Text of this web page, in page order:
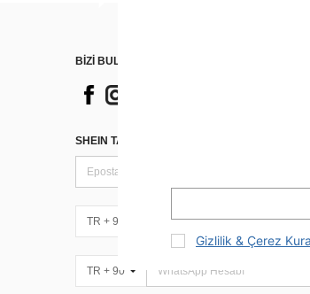
BİZİ BULUN
SHEIN TARZI HABERLER IÇIN KAYDOLUN
TR + 90
TR + 90
Gizlilik & Çerez